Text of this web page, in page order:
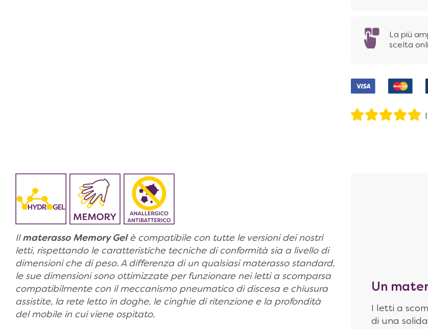
La più
scelta
Il materasso Memory Gelè compatibile con tutte le versioni dei nostri
letti, rispettando le caratteristiche tecniche di conformità sia a livello di
dimensioni che di peso. A differenza di un qualsiasi materasso standard,
le sue dimensioni sono ottimizzate per funzionare nei letti a scomparsa
compatibilmente con il meccanismo pneumatico di discesa e chiusura
assistite, la rete letto in doghe, le cinghie di ritenzione e la profondità
del mobile in cui viene ospitato.
Un
I letti a
di una